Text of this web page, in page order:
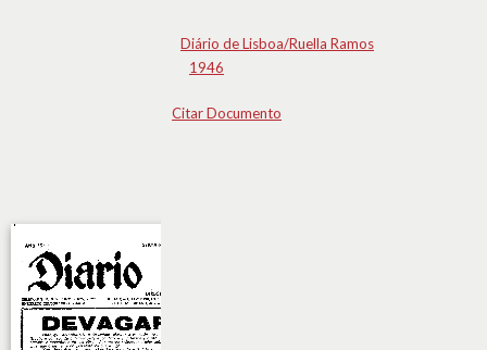
Diário de Lisboa/Ruella Ramos
1946
Citar Documento